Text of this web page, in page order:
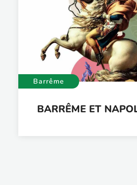
Barrême
BARRÊME ET